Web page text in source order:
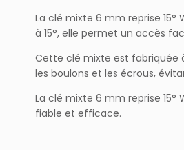
La clé mixte 6 mm reprise
à 15°, elle permet un accès
Cette clé mixte est fabriquée
les boulons et les écrous,
La clé mixte 6 mm reprise
fiable et efficace.